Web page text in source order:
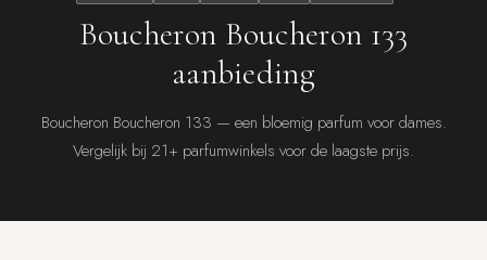
Boucheron Boucheron 133
aanbieding
Boucheron Boucheron 133 — een bloemig parfum voor dames.
Vergelijk bij 21+ parfumwinkels voor de laagste prijs.